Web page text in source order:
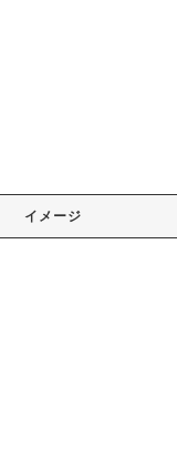
イメージ